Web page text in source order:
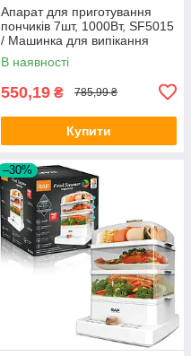
Апарат для приготування
пончиків 7шт, 1000Вт, SF5015
/ Машинка для випікання
пончиків / Донат мейкер
В наявності
550,19 ₴ 785,99 ₴
Купити
–30%